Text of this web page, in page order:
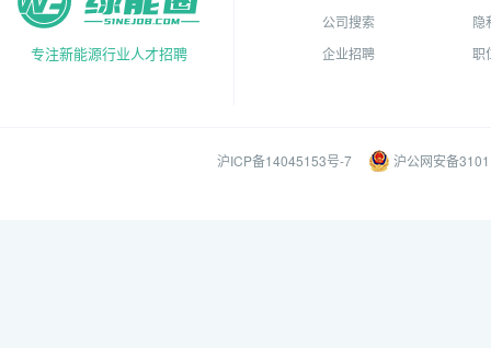
专注新能源行业人才招聘
公司搜索
企业招聘
隐
职
沪ICP备14045153号-7 沪公网安备